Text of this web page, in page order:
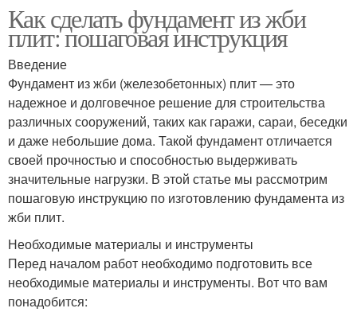
Как сделать фундамент из жби
плит: пошаговая инструкция
Введение
Фундамент из жби (железобетонных) плит — это
надежное и долговечное решение для строительства
различных сооружений, таких как гаражи, сараи, беседки
и даже небольшие дома. Такой фундамент отличается
своей прочностью и способностью выдерживать
значительные нагрузки. В этой статье мы рассмотрим
пошаговую инструкцию по изготовлению фундамента из
жби плит.
Необходимые материалы и инструменты
Перед началом работ необходимо подготовить все
необходимые материалы и инструменты. Вот что вам
понадобится: